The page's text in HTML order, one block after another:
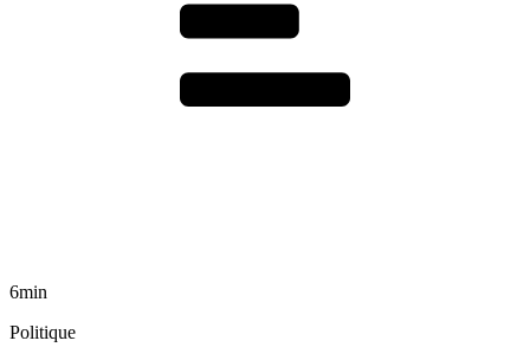
6min
Politique